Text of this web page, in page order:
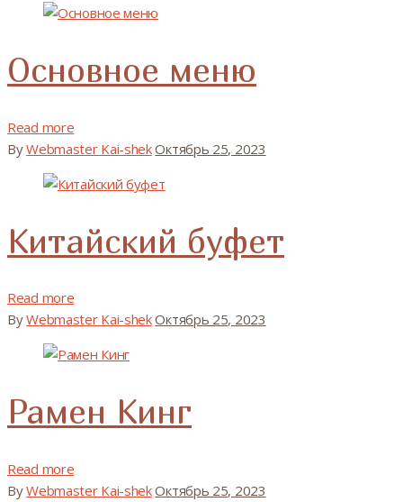
Основное меню
Read more
ByWebmaster Kai-shekОктябрь 25, 2023
Китайский буфет
Read more
ByWebmaster Kai-shekОктябрь 25, 2023
Рамен Кинг
Read more
ByWebmaster Kai-shekОктябрь 25, 2023